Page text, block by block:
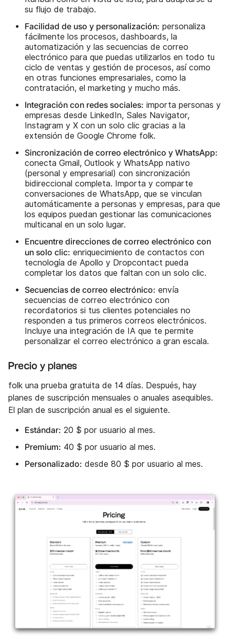
su flujo de trabajo.
Facilidad de uso y personalización: personaliza
fácilmente los procesos, dashboards, la
automatización y las secuencias de correo
electrónico para que puedas utilizarlos en todo tu
ciclo de ventas y gestión de procesos, así como
en otras funciones empresariales, como la
contratación, el marketing y mucho más.
Integración con redes sociales: importa personas y
empresas desde LinkedIn, Sales Navigator,
Instagram y X con un solo clic gracias a la
extensión de Google Chrome folk.
Sincronización de correo electrónico y WhatsApp:
conecta Gmail, Outlook y WhatsApp nativo
(personal y empresarial) con sincronización
bidireccional completa. Importa y comparte
conversaciones de WhatsApp, que se vinculan
automáticamente a personas y empresas, para que
los equipos puedan gestionar las comunicaciones
multicanal en un solo lugar.
Encuentre direcciones de correo electrónico con
un solo clic: enriquecimiento de contactos con
tecnología de Apollo y Dropcontact pueda
completar los datos que faltan con un solo clic.
Secuencias de correo electrónico: envía
secuencias de correo electrónico con
recordatorios si tus clientes potenciales no
responden a tus primeros correos electrónicos.
Incluye una integración de IA que te permite
personalizar el correo electrónico a gran escala.
Precio y planes
folk una prueba gratuita de 14 días. Después, hay
planes de suscripción mensuales o anuales asequibles.
El plan de suscripción anual es el siguiente.
Estándar: 20 $ por usuario al mes.
Premium: 40 $ por usuario al mes.
Personalizado: desde 80 $ por usuario al mes.